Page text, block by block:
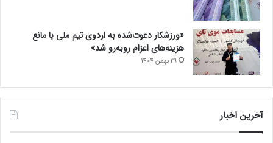
«ورزشکار دعوت‌شده به اردوی تیم ملی با مانع
هزینه‌های اعزام روبه‌رو شد»
29 بهمن 1404
آخرین اخبار